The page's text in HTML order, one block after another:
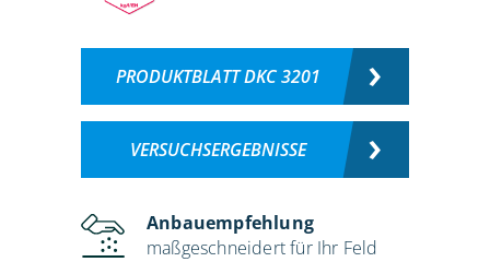
PRODUKTBLATT DKC 3201
VERSUCHSERGEBNISSE
Anbauempfehlung
maßgeschneidert für Ihr Feld